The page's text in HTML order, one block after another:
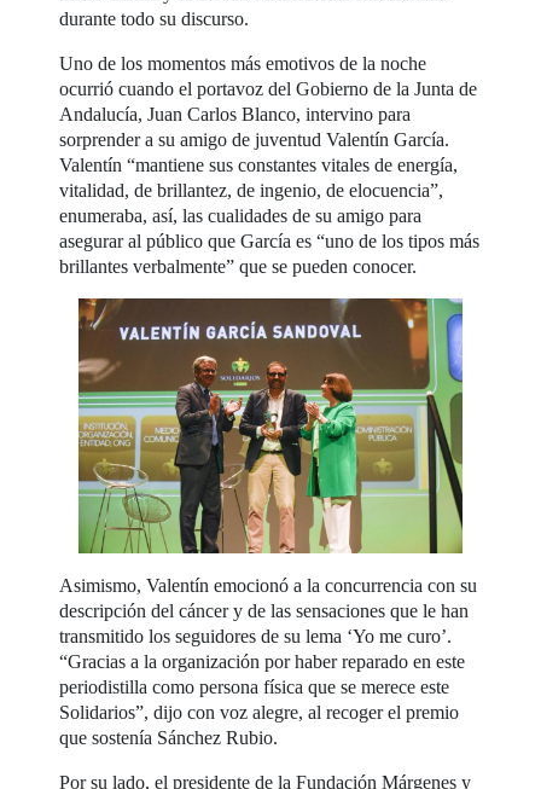
durante todo su discurso.
Uno de los momentos más emotivos de la noche
ocurrió cuando el portavoz del Gobierno de la Junta de
Andalucía, Juan Carlos Blanco, intervino para
sorprender a su amigo de juventud Valentín García.
Valentín “mantiene sus constantes vitales de energía,
vitalidad, de brillantez, de ingenio, de elocuencia”,
enumeraba, así, las cualidades de su amigo para
asegurar al público que García es “uno de los tipos más
brillantes verbalmente” que se pueden conocer.
Asimismo, Valentín emocionó a la concurrencia con su
descripción del cáncer y de las sensaciones que le han
transmitido los seguidores de su lema ‘Yo me curo’.
“Gracias a la organización por haber reparado en este
periodistilla como persona física que se merece este
Solidarios”, dijo con voz alegre, al recoger el premio
que sostenía Sánchez Rubio.
Por su lado, el presidente de la Fundación Márgenes y